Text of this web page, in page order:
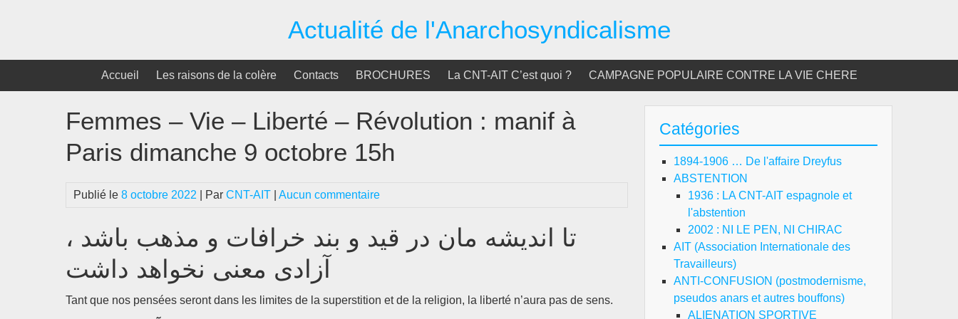
Actualité de l'Anarchosyndicalisme
Accueil Les raisons de la colère Contacts BROCHURES La CNT-AIT C’est quoi ? CAMPAGNE POPULAIRE CONTRE LA VIE CHERE
Femmes – Vie – Liberté – Révolution : manif à
Paris dimanche 9 octobre 15h
Publié le 8 octobre 2022 | Par CNT-AIT Aucun commentaire
تا اندیشه مان در قید و بند خرافات و مذهب باشد ،
آزادی معنی نخواهد داشت
Tant que nos pensées seront dans les limites de la superstition et de la religion, la liberté n’aura pas de sens.
Catégories
1894-1906 … De l'affaire Dreyfus
ABSTENTION
1936 : LA CNT-AIT espagnole et
l'abstention
2002 : NI LE PEN, NI CHIRAC
AIT (Association Internationale des
Travailleurs)
ANTI-CONFUSION (postmodernisme,
pseudos anars et autres bouffons)
ALIENATION SPORTIVE